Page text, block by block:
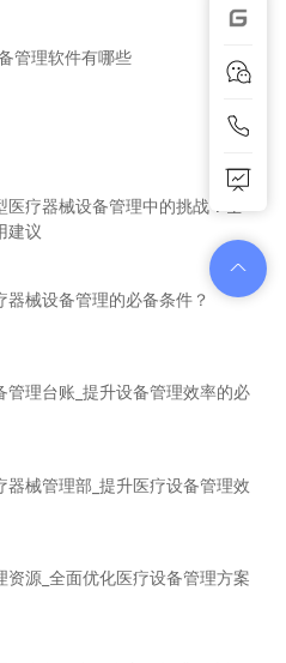
管理软件有哪些
医疗器械设备管理中的挑战？全
建议
器械设备管理的必备条件？
管理台账_提升设备管理效率的必
器械管理部_提升医疗设备管理效
资源_全面优化医疗设备管理方案